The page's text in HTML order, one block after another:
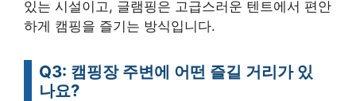
있는 시설이고, 글램핑은 고급스러운 텐트에서 편안
하게 캠핑을 즐기는 방식입니다.
Q3: 캠핑장 주변에 어떤 즐길 거리가 있
나요?